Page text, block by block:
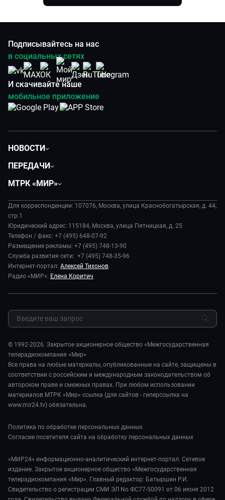
Подписывайтесь на нас
в социальных сетях
И скачивайте наше
мобильное приложение
НОВОСТИ
Экономика
Происшествия
В содружестве
В мире
Наука и технологии
Здоровье и медицина
Спорт
Шоу-бизнес
Стиль жизни
Сад и огород
ПЕРЕДАЧИ
Дела судебные
Диктор делает
Игра в кино
Игра в кино. Мультфильмы
Исторический детектив
Миллион за 5 минут
Мировое соглашение
Предварительный диагноз
Пять причин поехать в...
МТРК «МИР»
История
Руководство
Новости компании
Пресса о нас
Карьера
Реклама
Закупки и тендеры
Обратная связь
Для корреспонденции: 107076, Москва, улица Краснобогатырская, д. 44,
стр.1
Юридический адрес: 115184, Москва, улица Пятницкая, д. 25
Телефон / факс: +7 (495) 648-07-92
Размещение рекламы: +7 (495) 748-13-90
Служба развития сети: +7 (495) 748-35-96
Интернет-портал: Алексей Тихонов
Радио «МИР»: Елена Коритич
© 1992-2026. Закрытое акционерное общество «Межгосударственная
телерадиокомпания «Мир»
Все права на любые материалы, опубликованные на сайте, защищены в
соответствии с российским и международным законодательством об
авторском праве и смежных правах. При любом использовании
материалов МТРК «Мир» ссылка (для сайтов - гиперссылка на
www.mir24.tv) обязательна.
Политика по обработке персональных данных
Согласие посетителя сайта на обработку персональных данных
«МИР24» информационно-аналитический интернет-портал. Сетевое
издание. Закрытое акционерное общество «Межгосударственная
телерадиокомпания «Мир». Главный редактор: Батыршин Р.И.
Свидетельство о регистрации СМИ ЭЛ No ФС77-50091 от 06 июня 2012